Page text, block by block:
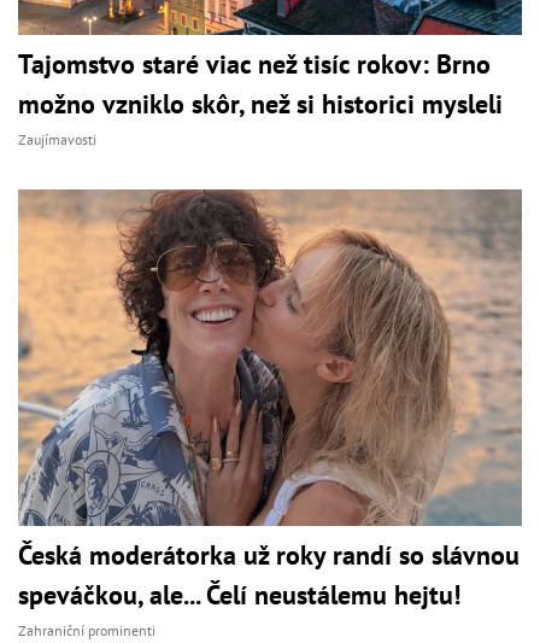
Tajomstvo staré viac než tisíc rokov: Brno
možno vzniklo skôr, než si historici mysleli
Zaujímavosti
Česká moderátorka už roky randí so slávnou
speváčkou, ale... Čelí neustálemu hejtu!
Zahraniční prominenti